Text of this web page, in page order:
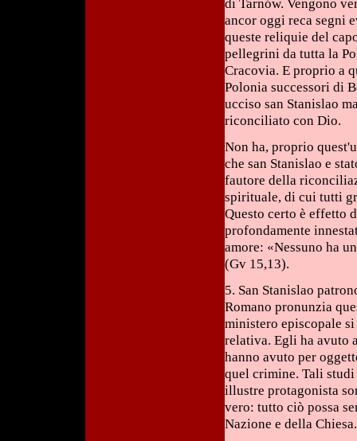
di Tarnów. Vengono
ancor oggi reca segni
queste reliquie del
pellegrini da tutta la
Cracovia. E proprio a
Polonia successori di
ucciso san Stanislao
riconciliato con Dio.
Non ha, proprio
che san Stanislao e
fautore della
spirituale, di cui tutti
Questo certo è effetto
profondamente
amore: «Nessuno ha
(Gv 15,13).
5. San Stanislao
Romano pronunzia
ministero episcopale
relativa. Egli ha avuto
hanno avuto per
quel crimine. Tali
illustre protagonista
vero: tutto ciò possa
Nazione e della Chiesa.